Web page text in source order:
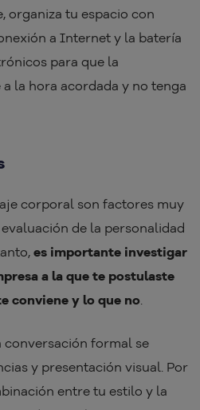
organiza tu espacio con
a Internet y la batería
para que la
la hora acordada y no tenga
corporal son factores muy
de la personalidad
es importante investigar
a la que te postulaste
conviene y lo que no.
conversación formal se
y presentación visual. Por
entre tu estilo y la